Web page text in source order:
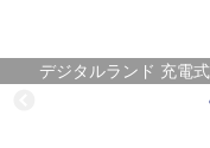
デジタルランド 充電